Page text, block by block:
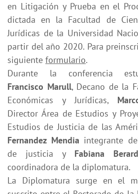
en Litigación y Prueba en el
dictada en la Facultad de
Jurídicas de la Universidad
partir del año 2020. Para
siguiente formulario.
Durante la conferencia
Francisco Marull, Decano de la
Económicas y Jurídicas,
Director Área de Estudios y
Estudios de Justicia de las
Fernandez Mendia integrante
de justicia y Fabiana
coordinadora de la diplomatura.
La Diplomatura surge en el